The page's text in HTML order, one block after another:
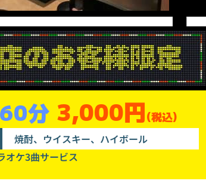
60分 3,000円(税込)
焼酎、ウイスキー、ハイボール
ケ3曲サービス